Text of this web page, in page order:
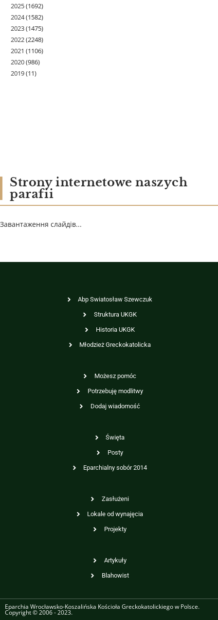
2025(1692)
2024(1582)
2023(1475)
2022(2248)
2021 (1106)
2020(986)
2019(11)
Strony internetowe naszych
parafii
Завантаження слайдів...
Abp Swiatosław Szewczuk
Struktura UKGK
Historia UKGK
Młodzież Greckokatolicka
Możesz pomóc
Potrzebuję modlitwy
Dodaj wiadomość
Święta
Posty
Eparchialny sobór 2014
Zasłużeni
Lokale od wynajęcia
Projekty
Artykuły
Blahowist
Eparchia Wrocławsko-Koszalińska Kościoła Greckokatolickiego w Polsce.
Copyright © 2006 - 2023.